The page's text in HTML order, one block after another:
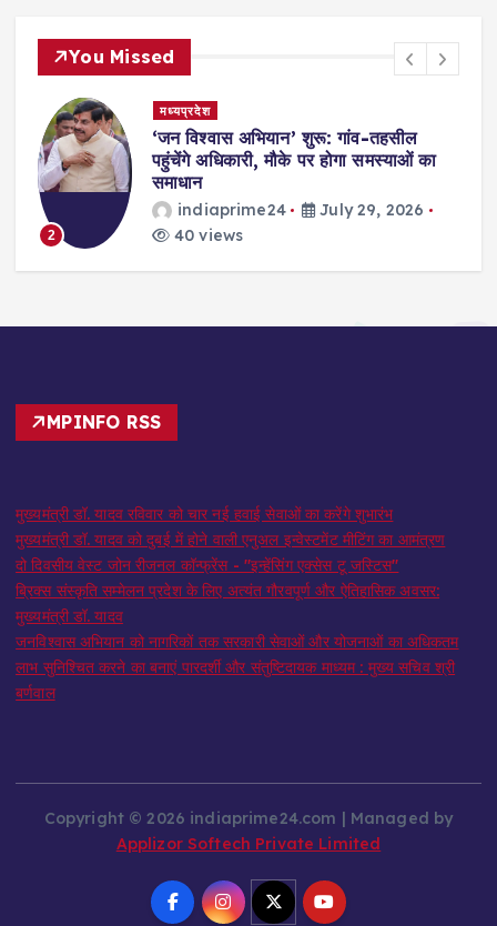
You Missed
2
मध्यप्रदेश
‘जन विश्वास अभियान’ शुरू: गांव-तहसील
पहुंचेंगे अधिकारी, मौके पर होगा समस्याओं का
समाधान
indiaprime24
July 29, 2026
40 views
MPINFO RSS
मुख्यमंत्री डॉ. यादव रविवार को चार नई हवाई सेवाओं का करेंगे शुभारंभ
मुख्यमंत्री डॉ. यादव को दुबई में होने वाली एनुअल इन्वेस्टमेंट मीटिंग का आमंत्रण
दो दिवसीय वेस्ट जोन रीजनल कॉन्फ्रेंस - "इन्हेंसिंग एक्सेस टू जस्टिस"
ब्रिक्स संस्कृति सम्मेलन प्रदेश के लिए अत्यंत गौरवपूर्ण और ऐतिहासिक अवसर:
मुख्यमंत्री डॉ. यादव
जनविश्वास अभियान को नागरिकों तक सरकारी सेवाओं और योजनाओं का अधिकतम
लाभ सुनिश्चित करने का बनाएं पारदर्शी और संतुष्टिदायक माध्यम : मुख्य सचिव श्री
बर्णवाल
Copyright © 2026 indiaprime24.com | Managed by
Applizor Softech Private Limited